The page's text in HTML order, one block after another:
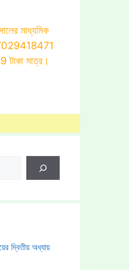
মাধ্যমিক
7029418471
মাত্র।
দ্বিতীয় অধ্যায়